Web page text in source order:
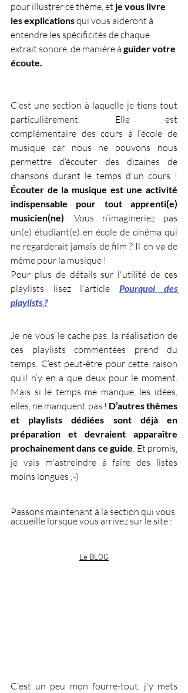
pour illustrer ce thème, et je vous livre
les explications qui vous aideront à
entendre les spécificités de chaque
extrait sonore, de manière à guider votre
écoute.
C'est une section à laquelle je tiens tout
particulièrement. Elle est
complémentaire des cours à l’école de
musique car nous ne pouvons nous
permettre d’écouter des dizaines de
Écouter de la musique est une activité
indispensable pour tout apprenti(e)
musicien(ne). Vous n’imagineriez pas
un(e) étudiant(e) en école de cinéma qui
ne regarderait jamais de film ? Il en va de
même pour la musique !
Pour plus de détails sur l'utilité de ces
playlists lisez l'article
Pourquoi des
playlists ?
Je ne vous le cache pas, la réalisation de
ces playlists commentées prend du
temps. C’est peut-être pour cette raison
qu’il n’y en a que deux pour le moment.
Mais si le temps me manque, les idées,
elles, ne manquent pas ! D’autres thèmes
et playlists dédiées sont déjà en
préparation et devraient apparaître
prochainement dans ce guide. Et promis,
je vais m'astreindre à faire des listes
moins longues ;-)
Passons maintenant à la section qui vous
accueille lorsque vous arrivez sur le site :
Le BLOG
C'est un peu mon fourre-tout, j'y mets